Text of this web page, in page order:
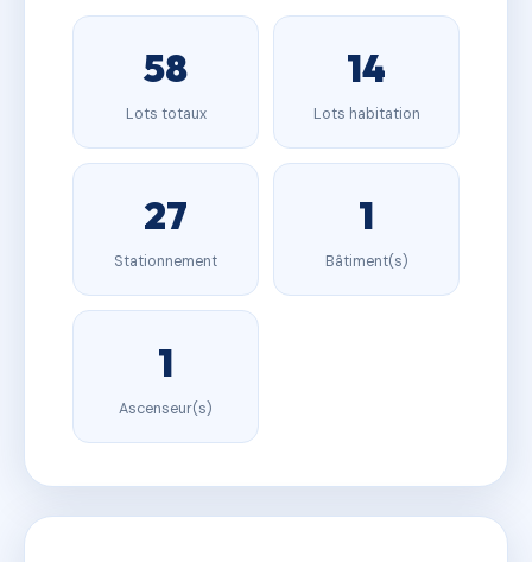
58
Lots totaux
14
Lots habitation
27
Stationnement
1
Bâtiment(s)
1
Ascenseur(s)